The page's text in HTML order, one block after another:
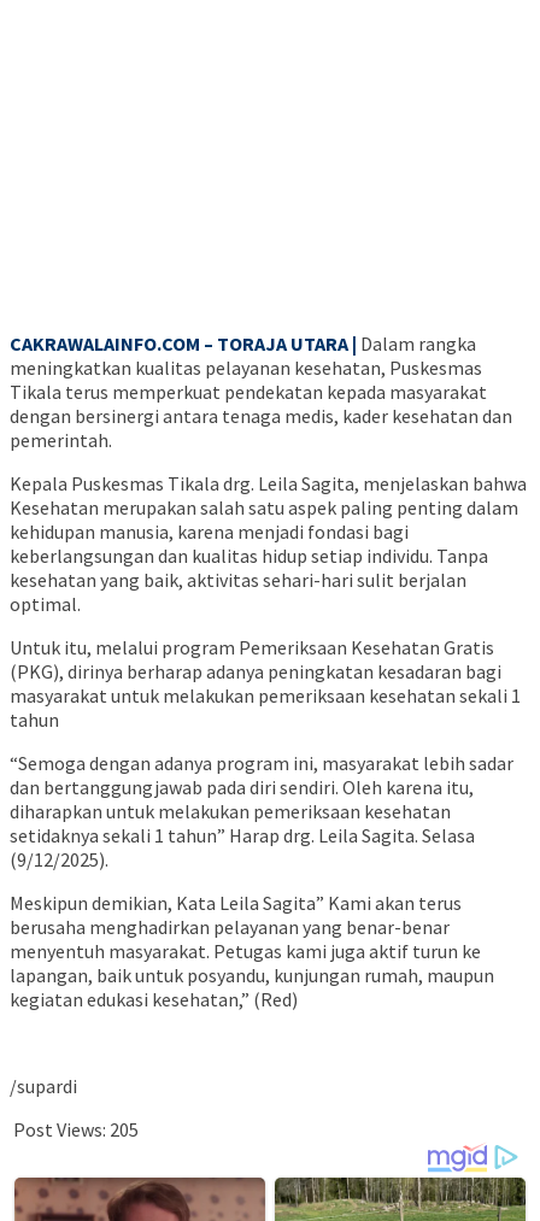
CAKRAWALAINFO.COM – TORAJA UTARA | Dalam rangka
meningkatkan kualitas pelayanan kesehatan, Puskesmas
Tikala terus memperkuat pendekatan kepada masyarakat
dengan bersinergi antara tenaga medis, kader kesehatan dan
pemerintah.
Kepala Puskesmas Tikala drg. Leila Sagita, menjelaskan bahwa
Kesehatan merupakan salah satu aspek paling penting dalam
kehidupan manusia, karena menjadi fondasi bagi
keberlangsungan dan kualitas hidup setiap individu. Tanpa
kesehatan yang baik, aktivitas sehari-hari sulit berjalan
optimal.
Untuk itu, melalui program Pemeriksaan Kesehatan Gratis
(PKG), dirinya berharap adanya peningkatan kesadaran bagi
masyarakat untuk melakukan pemeriksaan kesehatan sekali 1
tahun
“Semoga dengan adanya program ini, masyarakat lebih sadar
dan bertanggungjawab pada diri sendiri. Oleh karena itu,
diharapkan untuk melakukan pemeriksaan kesehatan
setidaknya sekali 1 tahun” Harap drg. Leila Sagita. Selasa
(9/12/2025).
Meskipun demikian, Kata Leila Sagita” Kami akan terus
berusaha menghadirkan pelayanan yang benar-benar
menyentuh masyarakat. Petugas kami juga aktif turun ke
lapangan, baik untuk posyandu, kunjungan rumah, maupun
kegiatan edukasi kesehatan,” (Red)
/supardi
Post Views: 205